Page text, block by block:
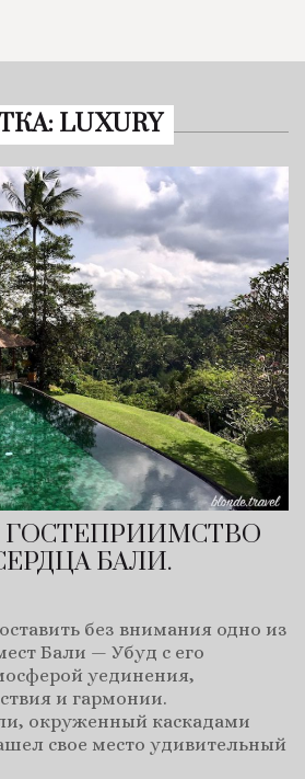
LUXURY
ГОСТЕПРИИМСТВО
БАЛИ.
без внимания одно из
Бали — Убуд с его
уединения,
и гармонии.
окруженный каскадами
свое место удивительный